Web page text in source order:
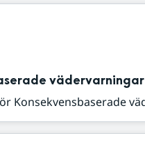
Konsekvensbaserade